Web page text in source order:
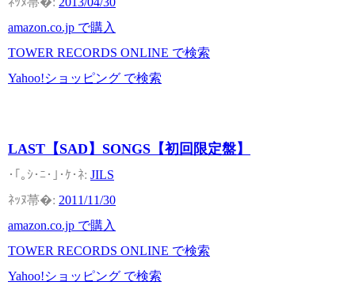
amazon.co.jp で購入
TOWER RECORDS ONLINE で検索
Yahoo!ショッピング で検索
LAST【SAD】SONGS【初回限定盤】
JILS
2011/11/30
amazon.co.jp で購入
TOWER RECORDS ONLINE で検索
Yahoo!ショッピング で検索